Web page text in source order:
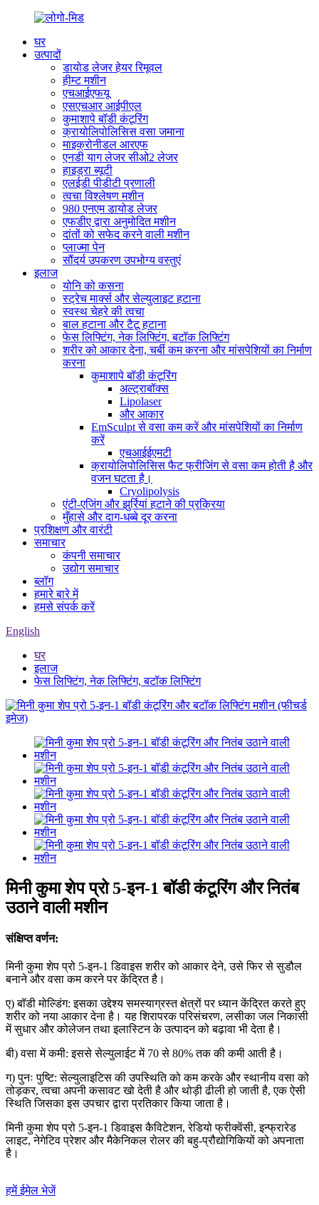
घर
उत्पादों
डायोड लेजर हेयर रिमूवल
हीम्ट मशीन
एचआईएफयू
एसएचआर आईपीएल
कुमाशापे बॉडी कंटूरिंग
क्रायोलिपोलिसिस वसा जमाना
माइक्रोनीडल आरएफ
एनडी याग लेजर सीओ2 लेजर
हाइड्रा ब्यूटी
एलईडी पीडीटी प्रणाली
त्वचा विश्लेषण मशीन
980 एनएम डायोड लेजर
एफडीए द्वारा अनुमोदित मशीन
दांतों को सफेद करने वाली मशीन
प्लाज्मा पेन
सौंदर्य उपकरण उपभोग्य वस्तुएं
इलाज
योनि को कसना
स्ट्रेच मार्क्स और सेल्युलाइट हटाना
स्वस्थ चेहरे की त्वचा
बाल हटाना और टैटू हटाना
फेस लिफ्टिंग, नेक लिफ्टिंग, बटॉक लिफ्टिंग
शरीर को आकार देना, चर्बी कम करना और मांसपेशियों का निर्माण
करना
कुमाशापे बॉडी कंटूरिंग
अल्ट्राबॉक्स
Lipolaser
और आकार
EmSculpt से वसा कम करें और मांसपेशियों का निर्माण
करें
एचआईईएमटी
क्रायोलिपोलिसिस फैट फ्रीजिंग से वसा कम होती है और
वजन घटता है।
Cryolipolysis
एंटी-एजिंग और झुर्रियां हटाने की प्रक्रिया
मुँहासे और दाग-धब्बे दूर करना
प्रशिक्षण और वारंटी
समाचार
कंपनी समाचार
उद्योग समाचार
ब्लॉग
हमारे बारे में
हमसे संपर्क करें
English
घर
इलाज
फेस लिफ्टिंग, नेक लिफ्टिंग, बटॉक लिफ्टिंग
मिनी कुमा शेप प्रो 5-इन-1 बॉडी कंटूरिंग और नितंब
उठाने वाली मशीन
संक्षिप्त वर्णन:
मिनी कुमा शेप प्रो 5-इन-1 डिवाइस शरीर को आकार देने, उसे फिर से सुडौल
बनाने और वसा कम करने पर केंद्रित है।
ए) बॉडी मोल्डिंग: इसका उद्देश्य समस्याग्रस्त क्षेत्रों पर ध्यान केंद्रित करते हुए
शरीर को नया आकार देना है। यह शिरापरक परिसंचरण, लसीका जल निकासी
में सुधार और कोलेजन तथा इलास्टिन के उत्पादन को बढ़ावा भी देता है।
बी) वसा में कमी: इससे सेल्युलाईट में 70 से 80% तक की कमी आती है।
ग) पुनः पुष्टि: सेल्युलाइटिस की उपस्थिति को कम करके और स्थानीय वसा को
तोड़कर, त्वचा अपनी कसावट खो देती है और थोड़ी ढीली हो जाती है, एक ऐसी
स्थिति जिसका इस उपचार द्वारा प्रतिकार किया जाता है।
मिनी कुमा शेप प्रो 5-इन-1 डिवाइस कैविटेशन, रेडियो फ्रीक्वेंसी, इन्फ्रारेड
लाइट, नेगेटिव प्रेशर और मैकेनिकल रोलर की बहु-प्रौद्योगिकियों को अपनाता
है।
हमें ईमेल भेजें